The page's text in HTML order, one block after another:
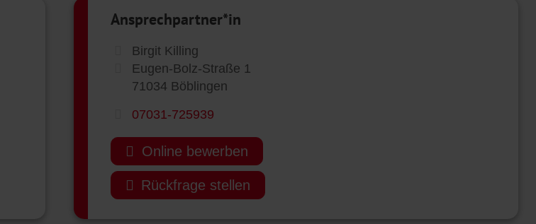
Ansprechpartner*in
Birgit Killing
Eugen-Bolz-Straße 1
71034 Böblingen
07031-725939
Online bewerben
Rückfrage stellen